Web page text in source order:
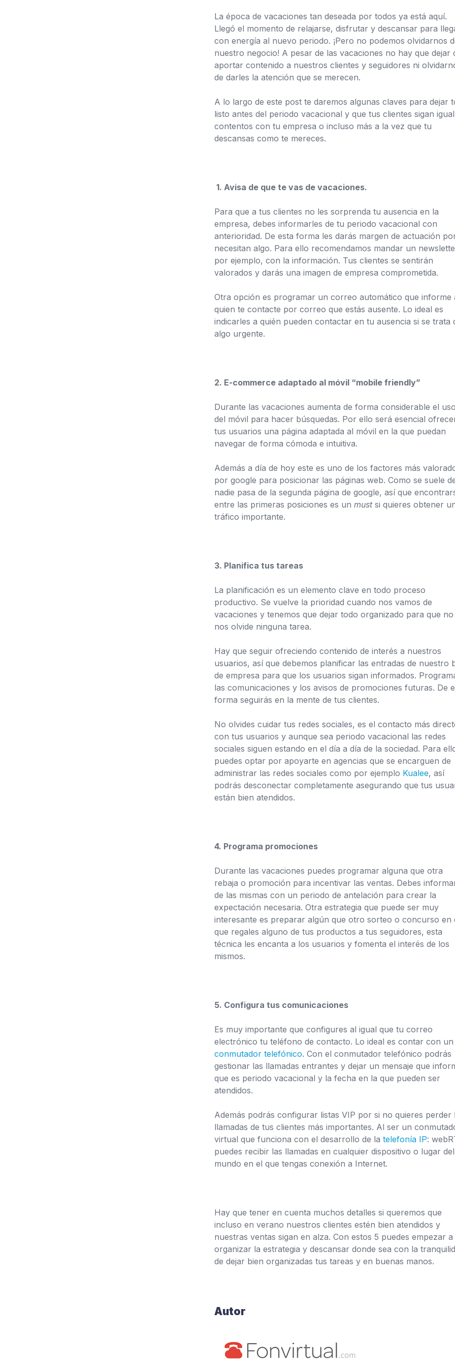
La época de vacaciones tan deseada por todos ya está aquí.
Llegó el momento de relajarse, disfrutar y descansar para
con energía al nuevo periodo. ¡Pero no podemos olvidarnos
nuestro negocio! A pesar de las vacaciones no hay que dejar
aportar contenido a nuestros clientes y seguidores ni
de darles la atención que se merecen.
A lo largo de este post te daremos algunas claves para dejar
listo antes del periodo vacacional y que tus clientes sigan
contentos con tu empresa o incluso más a la vez que tu
descansas como te mereces.
1. Avisa de que te vas de vacaciones.
Para que a tus clientes no les sorprenda tu ausencia en la
empresa, debes informarles de tu periodo vacacional con
anterioridad. De esta forma les darás margen de actuación
necesitan algo. Para ello recomendamos mandar un
por ejemplo, con la información. Tus clientes se sentirán
valorados y darás una imagen de empresa comprometida.
Otra opción es programar un correo automático que informe
quien te contacte por correo que estás ausente. Lo ideal es
indicarles a quién pueden contactar en tu ausencia si se trata
algo urgente.
2. E-commerce adaptado al móvil “mobile friendly”
Durante las vacaciones aumenta de forma considerable el uso
del móvil para hacer búsquedas. Por ello será esencial
tus usuarios una página adaptada al móvil en la que puedan
navegar de forma cómoda e intuitiva.
Además a día de hoy este es uno de los factores más
por google para posicionar las páginas web. Como se suele
nadie pasa de la segunda página de google, así que
entre las primeras posiciones es un must si quieres obtener
tráfico importante.
3. Planifica tus tareas
La planificación es un elemento clave en todo proceso
productivo. Se vuelve la prioridad cuando nos vamos de
vacaciones y tenemos que dejar todo organizado para que no
nos olvide ninguna tarea.
Hay que seguir ofreciendo contenido de interés a nuestros
usuarios, así que debemos planificar las entradas de nuestro
de empresa para que los usuarios sigan informados.
las comunicaciones y los avisos de promociones futuras. De
forma seguirás en la mente de tus clientes.
No olvides cuidar tus redes sociales, es el contacto más
con tus usuarios y aunque sea periodo vacacional las redes
sociales siguen estando en el día a día de la sociedad. Para
puedes optar por apoyarte en agencias que se encarguen de
administrar las redes sociales como por ejemplo Kualee, así
podrás desconectar completamente asegurando que tus
están bien atendidos.
4. Programa promociones
Durante las vacaciones puedes programar alguna que otra
rebaja o promoción para incentivar las ventas. Debes
de las mismas con un periodo de antelación para crear la
expectación necesaria. Otra estrategia que puede ser muy
interesante es preparar algún que otro sorteo o concurso en
que regales alguno de tus productos a tus seguidores, esta
técnica les encanta a los usuarios y fomenta el interés de los
mismos.
5. Configura tus comunicaciones
Es muy importante que configures al igual que tu correo
electrónico tu teléfono de contacto. Lo ideal es contar con un
conmutador telefónico. Con el conmutador telefónico podrás
gestionar las llamadas entrantes y dejar un mensaje que
que es periodo vacacional y la fecha en la que pueden ser
atendidos.
Además podrás configurar listas VIP por si no quieres perder
llamadas de tus clientes más importantes. Al ser un
virtual que funciona con el desarrollo de la telefonía IP:
puedes recibir las llamadas en cualquier dispositivo o lugar del
mundo en el que tengas conexión a Internet.
Hay que tener en cuenta muchos detalles si queremos que
incluso en verano nuestros clientes estén bien atendidos y
nuestras ventas sigan en alza. Con estos 5 puedes empezar a
organizar la estrategia y descansar donde sea con la
de dejar bien organizadas tus tareas y en buenas manos.
Autor